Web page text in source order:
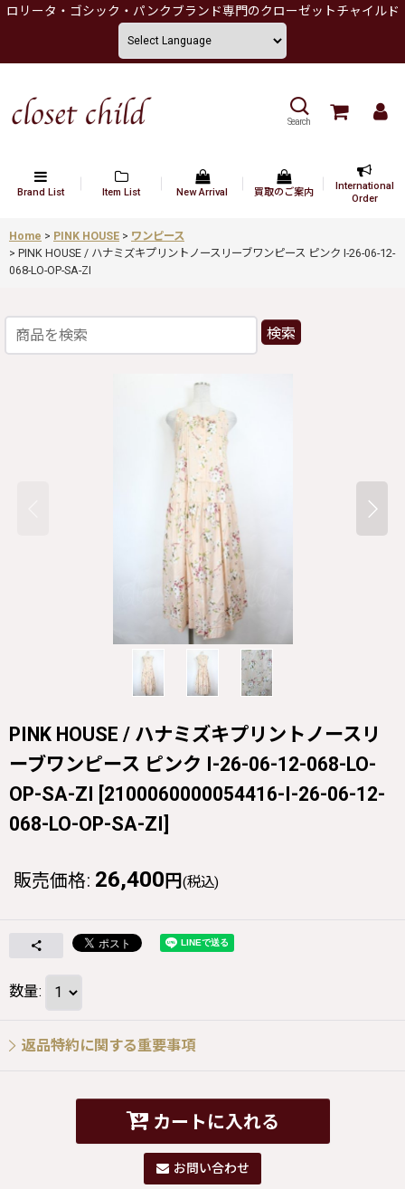
ロリータ・ゴシック・パンクブランド専門のクローゼットチャイルド
Search
Brand List Item List New Arrival 買取のご案内
International
Order
Home > PINK HOUSE > ワンピース
> PINK HOUSE / ハナミズキプリントノースリーブワンピース ピンク I-26-06-12-
068-LO-OP-SA-ZI
検索
PINK HOUSE / ハナミズキプリントノースリ
ーブワンピース ピンク I-26-06-12-068-LO-
OP-SA-ZI [2100060000054416-I-26-06-12-
068-LO-OP-SA-ZI]
販売価格: 26,400 円 (税込)
数量:
返品特約に関する重要事項
カートに入れる
お問い合わせ